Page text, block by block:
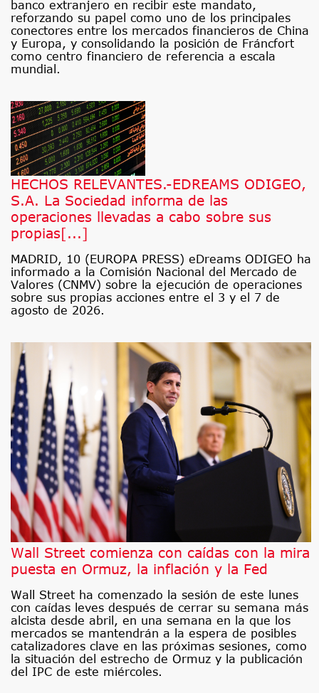
banco extranjero en recibir este mandato,
reforzando su papel como uno de los principales
conectores entre los mercados financieros de China
y Europa, y consolidando la posición de Fráncfort
como centro financiero de referencia a escala
mundial.
HECHOS RELEVANTES.-EDREAMS ODIGEO,
S.A. La Sociedad informa de las
operaciones llevadas a cabo sobre sus
propias[...]
MADRID, 10 (EUROPA PRESS) eDreams ODIGEO ha
informado a la Comisión Nacional del Mercado de
Valores (CNMV) sobre la ejecución de operaciones
sobre sus propias acciones entre el 3 y el 7 de
agosto de 2026.
Wall Street comienza con caídas con la mira
puesta en Ormuz, la inflación y la Fed
Wall Street ha comenzado la sesión de este lunes
con caídas leves después de cerrar su semana más
alcista desde abril, en una semana en la que los
mercados se mantendrán a la espera de posibles
catalizadores clave en las próximas sesiones, como
la situación del estrecho de Ormuz y la publicación
del IPC de este miércoles.